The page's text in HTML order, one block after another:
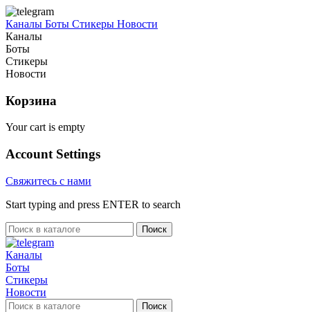
Каналы Боты Стикеры Новости
Каналы
Боты
Стикеры
Новости
Корзина
Your cart is empty
Account Settings
Свяжитесь с нами
Start typing and press ENTER to search
Поиск
Каналы
Боты
Стикеры
Новости
Поиск